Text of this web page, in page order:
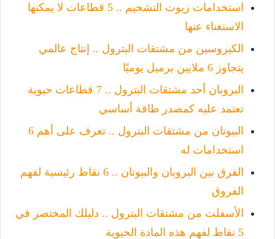
استخدامات زيوت التشحيم .. 5 قطاعات لا يمكنها
الاستغناء عنها
الكيروسين من مشتقات البترول .. إنتاج عالمي
يتجاوز 6 ملايين برميل يوميًا
البروبان أحد مشتقات البترول .. 7 قطاعات حيوية
تعتمد عليه كمصدر طاقة أساسي
البيوتان من مشتقات البترول .. تعرف على أهم 6
استخدامات له
الفرق بين البروبان والبيوتان .. 6 نقاط رئيسية لفهم
الفروق
الأسفلت من مشتقات البترول .. دليلك المختصر في
5 نقاط لفهم هذه المادة الحيوية